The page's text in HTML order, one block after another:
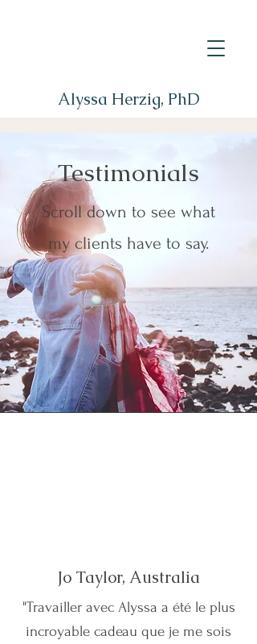
Alyssa Herzig, PhD
Testimonials
Scroll down to see what
my clients have to say.
Jo Taylor, Australia
"Travailler avec Alyssa a été le plus
incroyable cadeau que je me sois